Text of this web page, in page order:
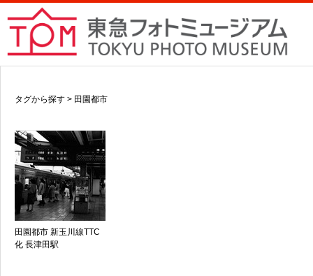
タグから探す > 田園都市
田園都市 新玉川線TTC
化 長津田駅